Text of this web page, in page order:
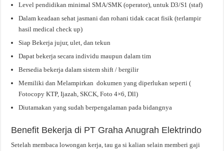
Level pendidikan minimal SMA/SMK (operator), untuk D3/S1 (staf)
Dalam keadaan sehat jasmani dan rohani tidak cacat fisik (terlampir
hasil medical check up)
Siap Bekerja jujur, ulet, dan tekun
Dapat bekerja secara individu maupun dalam tim
Bersedia bekerja dalam sistem shift / bergilir
Memiliki dan Melampirkan dokumen yang diperlukan seperti (
Fotocopy KTP, Ijazah, SKCK, Foto 4×6, Dll)
Diutamakan yang sudah berpengalaman pada bidangnya
Benefit Bekerja di PT Graha Anugrah Elektrindo
Setelah membaca lowongan kerja, tau ga si kalian selain memberi gaji